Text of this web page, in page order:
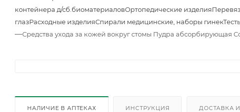
контейнера д/сб.биоматериаловОртопедические изделия
глазРасходные изделияСпирали медицинские, наборы гинек
—Средства ухода за кожей вокруг стомы Пудра абсорбирующая
НАЛИЧИЕ В АПТЕКАХ ИНСТРУКЦИЯ ДОСТАВКА